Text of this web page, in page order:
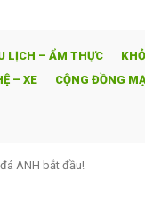
LỊCH – ẨM THỰC
– XE CỘNG ĐỒNG
bí mật từ kiếp trước